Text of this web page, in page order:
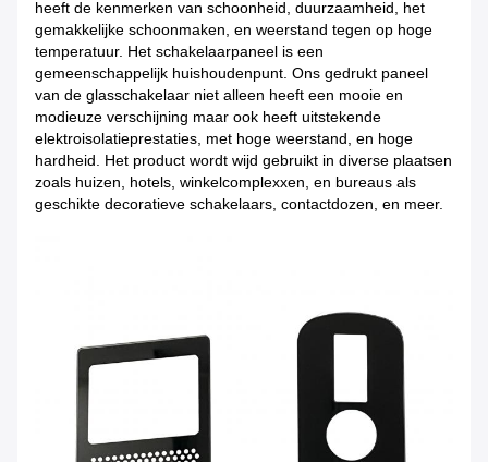
heeft de kenmerken van schoonheid, duurzaamheid, het
gemakkelijke schoonmaken, en weerstand tegen op hoge
temperatuur. Het schakelaarpaneel is een
gemeenschappelijk huishoudenpunt. Ons gedrukt paneel
van de glasschakelaar niet alleen heeft een mooie en
modieuze verschijning maar ook heeft uitstekende
elektroisolatieprestaties, met hoge weerstand, en hoge
hardheid. Het product wordt wijd gebruikt in diverse plaatsen
zoals huizen, hotels, winkelcomplexxen, en bureaus als
geschikte decoratieve schakelaars, contactdozen, en meer.